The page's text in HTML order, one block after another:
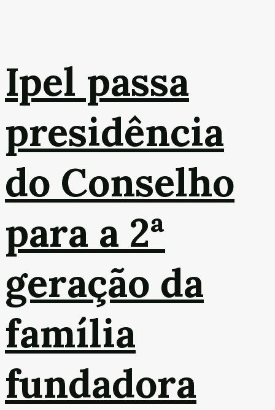
Ipel passa
presidência
do Conselho
para a 2ª
geração da
família
fundadora